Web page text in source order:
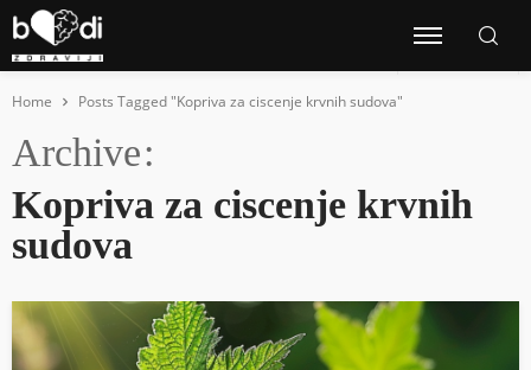
Home Posts Tagged "Kopriva za ciscenje krvnih sudova"
Archive
Kopriva za ciscenje krvnih
sudova